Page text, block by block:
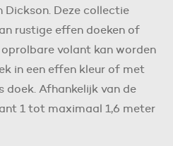
Deze collectie
rustige effen doeken of
volant kan worden
in een effen kleur of met
doek. Afhankelijk van de
1 tot maximaal 1,6 meter